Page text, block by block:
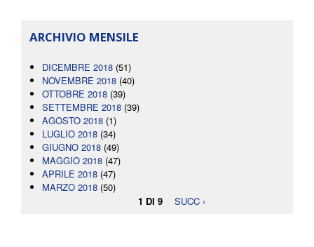
ARCHIVIO MENSILE
DICEMBRE 2018 (51)
NOVEMBRE 2018 (40)
OTTOBRE 2018 (39)
SETTEMBRE 2018 (39)
AGOSTO 2018 (1)
LUGLIO 2018 (34)
GIUGNO 2018 (49)
MAGGIO 2018 (47)
APRILE 2018 (47)
MARZO 2018 (50)
1 DI 9
SUCC ›